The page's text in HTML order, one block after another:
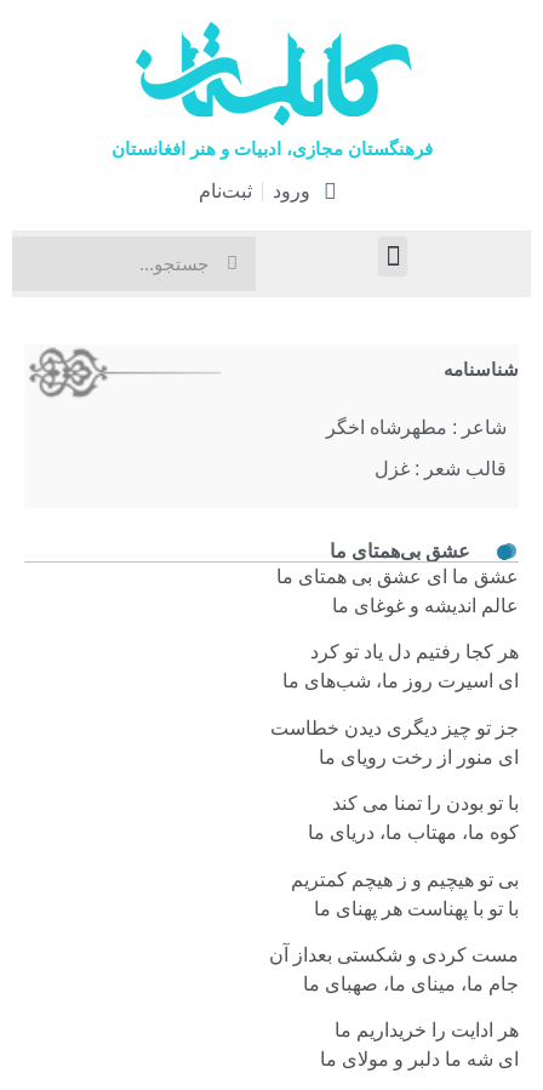
فرهنگستان مجازی، ادبیات و هنر افغانستان
ورود ثبت‌نام
عشق بی‌همتای ما
عشق ما ای عشق بی همتای ما
عالم انديشه و غوغای ما
هر کجا رفتيم دل ياد تو کرد
ای اسيرت روز ما، شب‌های ما
جز تو چيز ديگری ديدن خطاست
ای منور از رخت رويای ما
با تو بودن را تمنا می کند
کوه ما، مهتاب ما، دريای ما
بی تو هيچيم و ز هيچم کمتريم
با تو با پهناست هر پهنای ما
مست کردی و شکستی بعداز آن
جام ما، مينای ما، صهبای ما
هر ادايت را خريداريم ما
ای شه ما دلبر و مولای ما
شناسنامه
شاعر : مطهرشاه اخگر
قالب شعر : غزل